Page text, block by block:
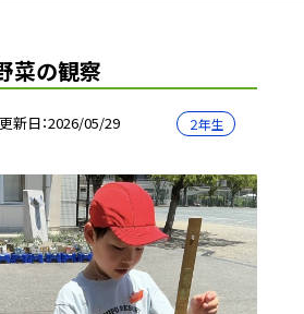
菜の観察
更新日 2026/05/29 ２年生